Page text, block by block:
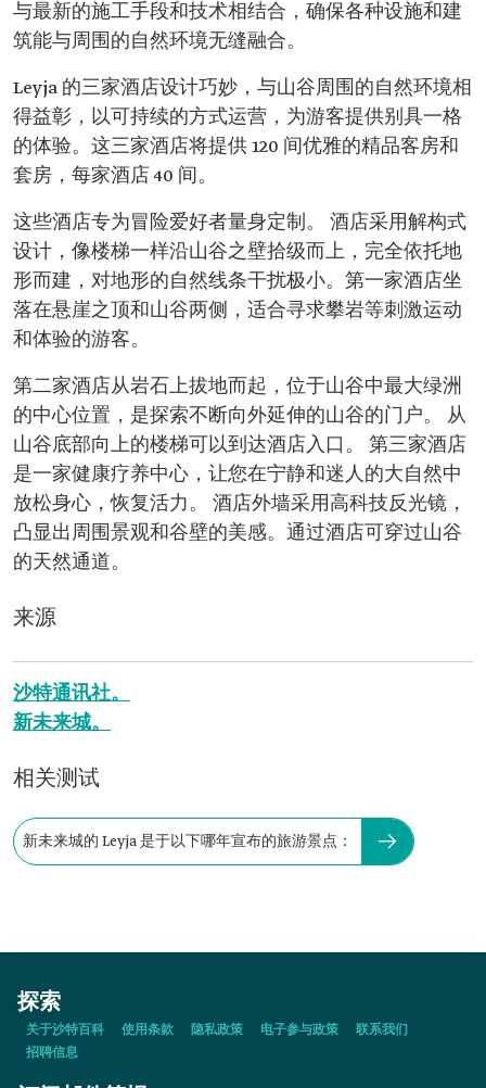
与最新的施工手段和技术相结合，确保各种设施和建
筑能与周围的自然环境无缝融合。
Leyja 的三家酒店设计巧妙，与山谷周围的自然环境相
得益彰，以可持续的方式运营，为游客提供别具一格
的体验。这三家酒店将提供 120 间优雅的精品客房和
套房，每家酒店 40 间。
这些酒店专为冒险爱好者量身定制。 酒店采用解构式
设计，像楼梯一样沿山谷之壁拾级而上，完全依托地
形而建，对地形的自然线条干扰极小。第一家酒店坐
落在悬崖之顶和山谷两侧，适合寻求攀岩等刺激运动
和体验的游客。
第二家酒店从岩石上拔地而起，位于山谷中最大绿洲
的中心位置，是探索不断向外延伸的山谷的门户。 从
山谷底部向上的楼梯可以到达酒店入口。 第三家酒店
是一家健康疗养中心，让您在宁静和迷人的大自然中
放松身心，恢复活力。 酒店外墙采用高科技反光镜，
凸显出周围景观和谷壁的美感。通过酒店可穿过山谷
的天然通道。
来源
沙特通讯社。
新未来城。
相关测试
新未来城的 Leyja 是于以下哪年宣布的旅游景点：
探索
关于沙特百科 使用条款 隐私政策 电子参与政策
联系我们
招聘信息